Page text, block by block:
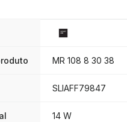
MR 108 8 30 38
SLIAFF79847
14 W